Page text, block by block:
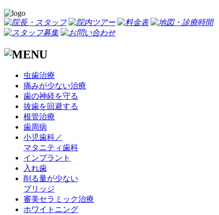
虫歯治療
痛みが少ない治療
歯の神経を守る
抜歯を回避する
根管治療
歯周病
小児歯科／
マタニティ歯科
インプラント
入れ歯
削る量が少ない
ブリッジ
審美セラミック治療
ホワイトニング